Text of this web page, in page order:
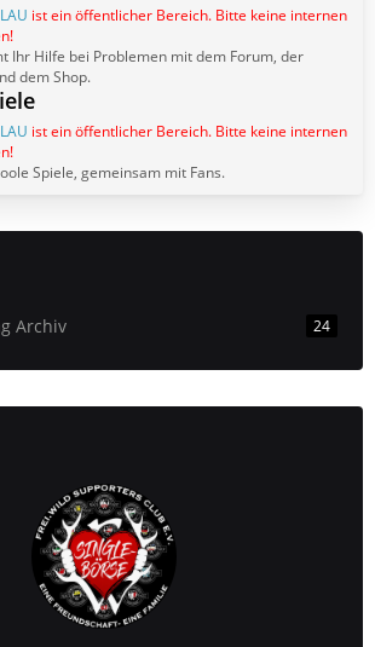
ist ein öffentlicher Bereich. Bitte keine internen
Ihr Hilfe bei Problemen mit dem Forum, der
dem Shop.
ist ein öffentlicher Bereich. Bitte keine internen
Spiele, gemeinsam mit Fans.
Archiv 24